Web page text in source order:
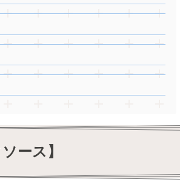
ース】